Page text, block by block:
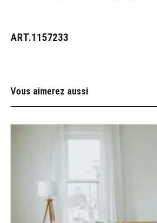
ART.1157233
Vous aimerez aussi